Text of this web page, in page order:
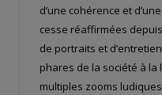
d’une cohérence et
cesse réaffirmées
de portraits et
phares de la société à
multiples zooms